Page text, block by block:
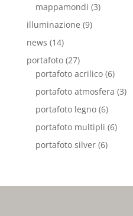
mappamondi (3)
illuminazione (9)
news (14)
portafoto(27)
portafoto acrilico(6)
portafoto atmosfera (3)
portafoto legno(6)
portafoto multipli (6)
portafoto silver(6)